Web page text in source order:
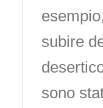
subire
sono